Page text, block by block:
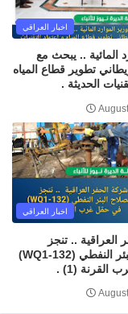
اخبار العراقي
المائية .. يبحث مع
تطوير قطاع المياه
الحديثة .
اخبار العراقي
العراقية .. تنجز
استصلاح البئر النفطي (WQ1-132)
(1) .